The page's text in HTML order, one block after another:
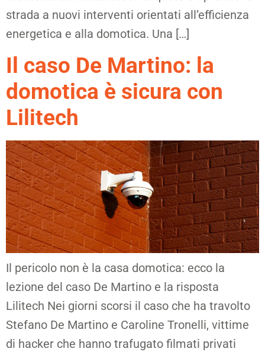
strada a nuovi interventi orientati all’efficienza
energetica e alla domotica. Una […]
Il caso De Martino: la
domotica è sicura con
Lilitech
Il pericolo non è la casa domotica: ecco la
lezione del caso De Martino e la risposta
Lilitech Nei giorni scorsi il caso che ha travolto
Stefano De Martino e Caroline Tronelli, vittime
di hacker che hanno trafugato filmati privati